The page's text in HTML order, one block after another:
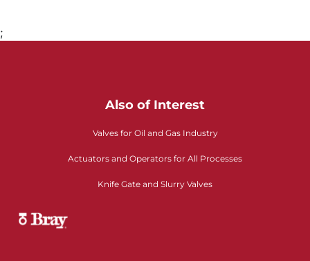
;
Also of Interest
Valves for Oil and Gas Industry
Actuators and Operators for All Processes
Knife Gate and Slurry Valves